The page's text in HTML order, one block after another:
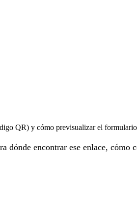
QR) y cómo previsualizar el
dónde encontrar ese enlace,